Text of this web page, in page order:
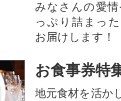
みなさんの愛
っぷり詰まっ
お届けします！
お食事券特
地元食材を活か